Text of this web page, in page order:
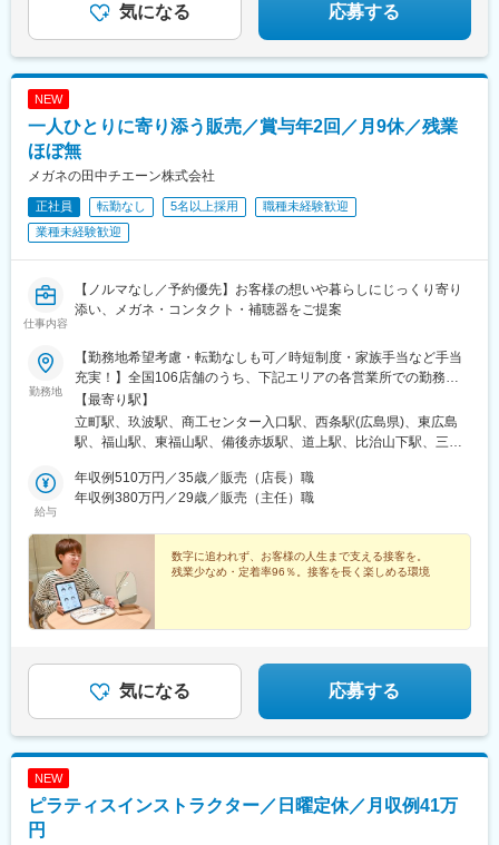
気になる 応募する
NEW
一人ひとりに寄り添う販売／賞与年2回／月9休／残業
ほぼ無
メガネの田中チエーン株式会社
正社員 転勤なし 5名以上採用
職種未経験歓迎
業種未経験歓迎
仕事内容
【ノルマなし／予約優先】お客様の想いや暮らしにじっくり寄り
添い、メガネ・コンタクト・補聴器をご提案
勤務地
【勤務地希望考慮・転勤なしも可／時短制度・家族手当など手当
充実！】全国106店舗のうち、下記エリアの各営業所での勤務と
なります。初回配属は、現在のお住まいや希望を考慮し、自宅か
ら通える範囲で決定します。※転勤なしもお選びいただけます。※
面接は希望の勤務地で行います。※全国106店舗で募集。HPの店
エリア愛媛県・香川県◆近畿エリア大阪府・兵庫県・和歌山県※転
勤なし※各勤務地の受動喫煙対策：あり
【最寄り駅】
立町駅、玖波駅、商工センター入口駅、西条駅(広島県)、東広島
駅、福山駅、東福山駅、備後赤坂駅、道上駅、比治山下駅、三次
丁目駅、天神川駅、海田市駅、呉駅、広駅、廿日市市役所前・平
良駅、宮内串戸駅、竹原駅、高木駅(広島県)、松永駅、矢野駅、五
駅、河戸帆待川駅、備前西市駅、西川原駅、倉敷駅、球場前駅(岡
山県)、笠岡駅、備中箕島駅、井原駅(岡山県)、備中広瀬駅、岡山
駅前駅、東総社駅、東萩駅、山口駅(山口県)、下松駅(山口県)、新
南陽駅、徳山駅、岩国駅、防府駅、綾羅木駅、長府駅、湯田温泉
駅、妻崎駅、今治駅、古泉駅、宮田町駅、北宇和島駅、北久米
んば駅(南海線)、心斎橋駅、芦屋駅(東海道本線)、西宮北口駅、伊
保駅、和歌山大学前駅、紀三井寺駅、紀伊御坊駅、紀伊田辺駅、
東松江駅(和歌山県)、八丁堀駅(広島県)、新井口駅、段原一丁目
駅、猿猴橋町駅、西広島駅、皆実町二丁目駅、矢賀駅、宮内駅(広
島県)、佐伯区役所前駅、七軒茶屋駅、上安駅、倉敷市駅、岡山
駅、古町駅、牧落駅、なんば駅(地下鉄)、長堀橋駅、芦屋川駅、学
幸橋駅、ＪＡ広島病院前駅、大町駅(広島県)、西川緑道公園駅、Ｊ
給与
年収例510万円／35歳／販売（店長）職
年収例380万円／29歳／販売（主任）職
数字に追われず、お客様の人生まで支える接客を。
残業少なめ・定着率96％。接客を長く楽しめる環境
気になる 応募する
NEW
ピラティスインストラクター／日曜定休／月収例41万
円